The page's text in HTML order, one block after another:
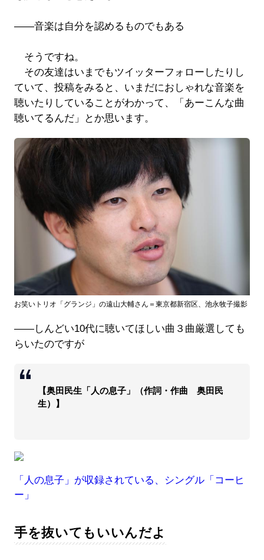
――音楽は自分を認めるものでもある
そうですね。
その友達はいまでもツイッターフォローしたりし
ていて、投稿をみると、いまだにおしゃれな音楽を
聴いたりしていることがわかって、「あーこんな曲
聴いてるんだ」とか思います。
お笑いトリオ「グランジ」の遠山大輔さん＝東京都新宿区、池永牧子撮影
――しんどい10代に聴いてほしい曲３曲厳選しても
らいたのですが
【奥田民生「人の息子」（作詞・作曲 奥田民
生）】
「人の息子」が収録されている、シングル「コーヒ
ー」
手を抜いてもいいんだよ